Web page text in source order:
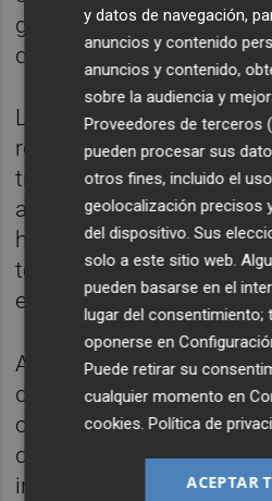
garantía salarial y de
que ésta se aplique con
Los convenios que
revisión afectan a más
trabajadores de los más
amparados por los
hasta febrero, el
total, tasa superior a la
enero (37,4%).
Así, seis de cada diez
de cláusulas de
convenios colectivos. No
de trabajadores
instrumento sigue
y datos de navegación,
anuncios y contenido
anuncios y contenido,
sobre la audiencia y
Proveedores de terceros
pueden procesar sus
otros fines, incluido el
geolocalización precisos
del dispositivo. Sus
solo a este sitio web.
pueden basarse en el
lugar del consentimiento;
oponerse en
Puede retirar su
cualquier momento en
cookies.Política de
ACEPTAR